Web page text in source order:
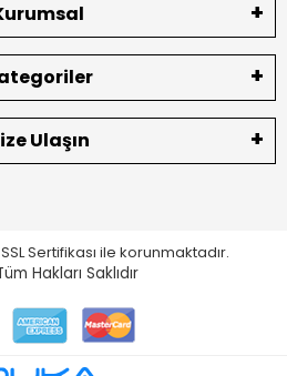
Ulaşın
Sertifikası ile korunmaktadır.
Hakları Saklıdır